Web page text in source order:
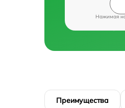
Нажимая
Преимущества